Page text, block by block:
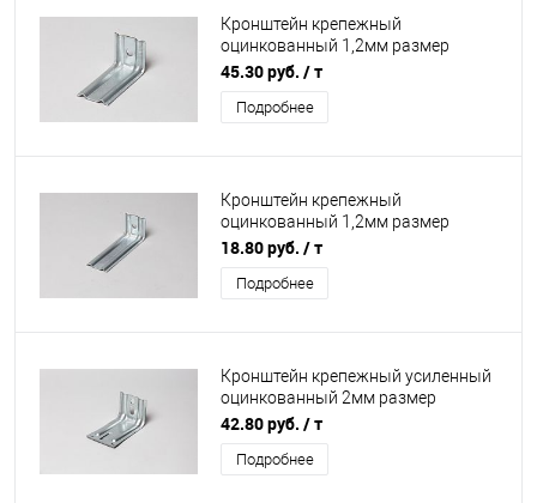
Кронштейн крепежный
оцинкованный 1,2мм размер
70х70х260мм
45.30 руб. / т
Подробнее
Кронштейн крепежный
оцинкованный 1,2мм размер
50х50х60мм
18.80 руб. / т
Подробнее
Кронштейн крепежный усиленный
оцинкованный 2мм размер
95х80х150мм
42.80 руб. / т
Подробнее